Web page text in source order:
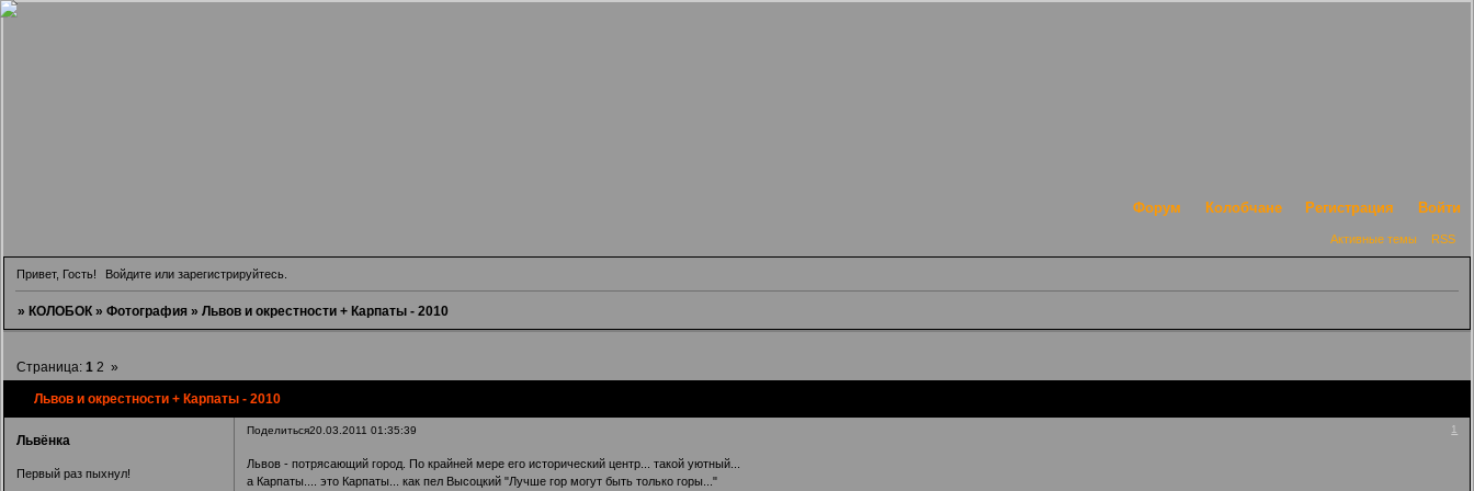
Форум Колобчане Регистрация Войти
Активные темы RSS
Привет, Гость! Войдите илизарегистрируйтесь
» КОЛОБОК » Фотография » Львов и окрестности + Карпаты - 2010
Львов и окрестности + Карпаты - 2010
Страница: 1 2 »
Поделиться 1
20.03.2011 01:35:39
Львёнка
Первый раз пыхнул!
Львов - потрясающий город. По крайней мере его исторический центр... такой уютный...
а Карпаты.... это Карпаты... как пел Высоцкий "Лучше гор могут быть только горы..."